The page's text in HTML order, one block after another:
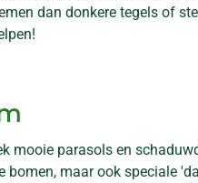
dan donkere tegels of
parasols en
maar ook speciale